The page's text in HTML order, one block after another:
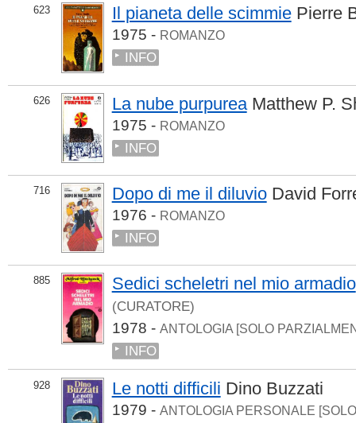
623 Il pianeta delle scimmie Pierre
1975 - ROMANZO
INFO
626 La nube purpurea Matthew P.
1975 - ROMANZO
INFO
716 Dopo di me il diluvio David
1976 - ROMANZO
INFO
885 Sedici scheletri nel mio armadio
(CURATORE)
1978 - ANTOLOGIA [SOLO
INFO
928 Le notti difficili Dino Buzzati
1979 - ANTOLOGIA PERSONALE